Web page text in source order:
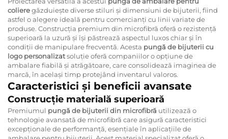
colieregăzduiește diverse stiluri și dimensiuni de bijuterii, fiind
astfel o alegere ideală pentru comercianți cu linii variate de
produse. Construcția premium din microfibră oferă o rezistență
superioară la uzură și își păstrează aspectul luxos chiar și în
condiții de manipulare frecventă. Acesta pungă de bijuterii cu
logo personalizatsoluție oferă companiilor o opțiune de
ambalare fiabilă și atrăgătoare, care consolidează imaginea de
marcă, în același timp protejând inventarul valoros.
Caracteristici și beneficii avansate
Construcție materială superioară
Premiumul pungă de bijuterii din microfibră utilizează o
tehnologie avansată de microfibră care asigură caracteristici
excepționale de performanță, esențiale în aplicațiile de